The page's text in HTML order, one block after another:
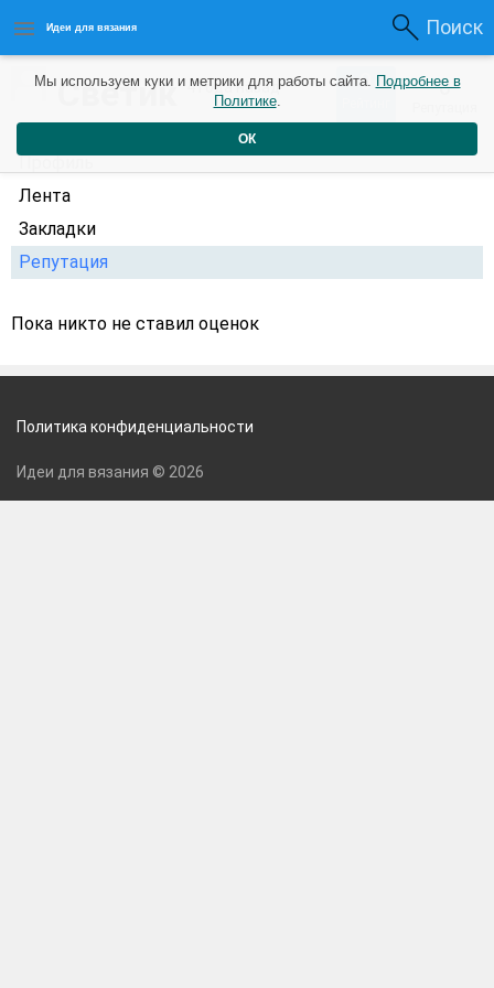
Идеи для вязания Поиск
Светик 4 года назад 0 0
Профиль
Лента
Закладки
Репутация
Пока никто не ставил оценок
Мы используем куки и метрики для работы сайта. Подробнее в
Политике.
ОК
Политика конфиденциальности
Идеи для вязания © 2026